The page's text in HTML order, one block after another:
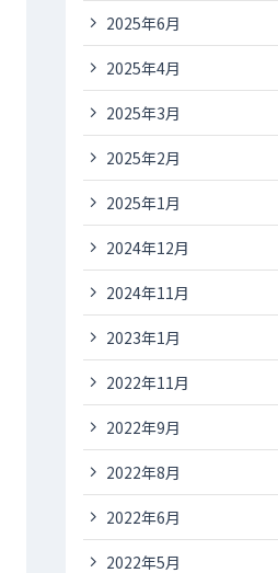
2025年6月
2025年4月
2025年3月
2025年2月
2025年1月
2024年12月
2024年11月
2023年1月
2022年11月
2022年9月
2022年8月
2022年6月
2022年5月